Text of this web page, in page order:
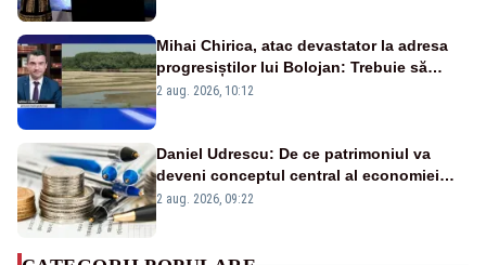
Mihai Chirica, atac devastator la adresa
progresiștilor lui Bolojan: Trebuie să
protejăm și natura, dar nu șținem omaneii
2 aug. 2026, 10:12
Daniel Udrescu: De ce patrimoniul va
deveni conceptul central al economiei
viitoare?
2 aug. 2026, 09:22